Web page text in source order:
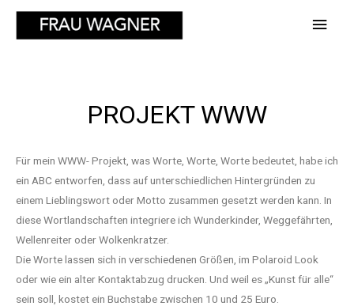
PROJEKT WWW
Für mein WWW- Projekt, was Worte, Worte, Worte bedeutet, habe ich
ein ABC entworfen, dass auf unterschiedlichen Hintergründen zu
einem Lieblingswort oder Motto zusammen gesetzt werden kann. In
diese Wortlandschaften integriere ich Wunderkinder, Weggefährten,
Wellenreiter oder Wolkenkratzer.
Die Worte lassen sich in verschiedenen Größen, im Polaroid Look
oder wie ein alter Kontaktabzug drucken. Und weil es „Kunst für alle“
sein soll, kostet ein Buchstabe zwischen 10 und 25 Euro.